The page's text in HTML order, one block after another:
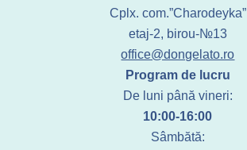
Cplx. com.”Charodeyka”
etaj-2, birou-№13
office@dongelato.ro
Program de lucru
De luni până vineri:
10:00-16:00
Sâmbătă: